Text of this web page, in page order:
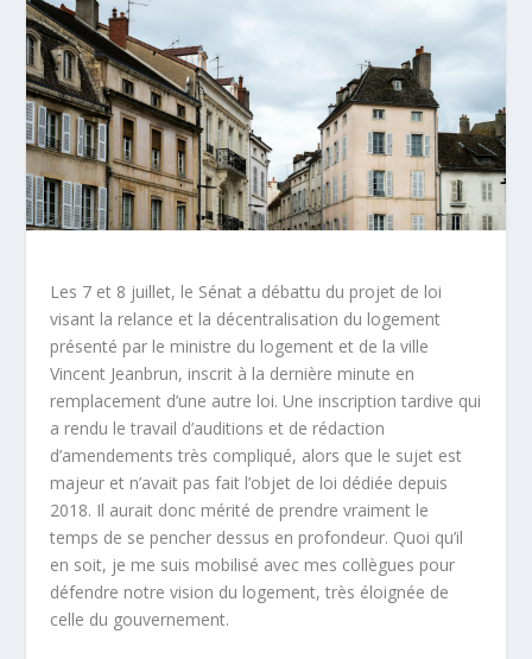
Les 7 et 8 juillet, le Sénat a débattu du projet de loi
visant la relance et la décentralisation du logement
présenté par le ministre du logement et de la ville
Vincent Jeanbrun, inscrit à la dernière minute en
remplacement d’une autre loi. Une inscription tardive qui
a rendu le travail d’auditions et de rédaction
d’amendements très compliqué, alors que le sujet est
majeur et n’avait pas fait l’objet de loi dédiée depuis
2018. Il aurait donc mérité de prendre vraiment le
temps de se pencher dessus en profondeur. Quoi qu’il
en soit, je me suis mobilisé avec mes collègues pour
défendre notre vision du logement, très éloignée de
celle du gouvernement.